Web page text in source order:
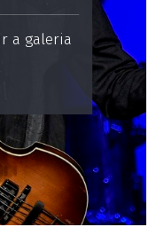
a galeria